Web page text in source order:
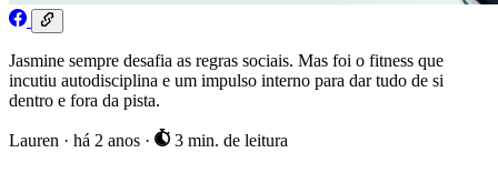
Jasmine sempre desafia as regras sociais. Mas foi o fitness que
incutiu autodisciplina e um impulso interno para dar tudo de si
dentro e fora da pista.
Lauren · há 2 anos · 3 min. de leitura